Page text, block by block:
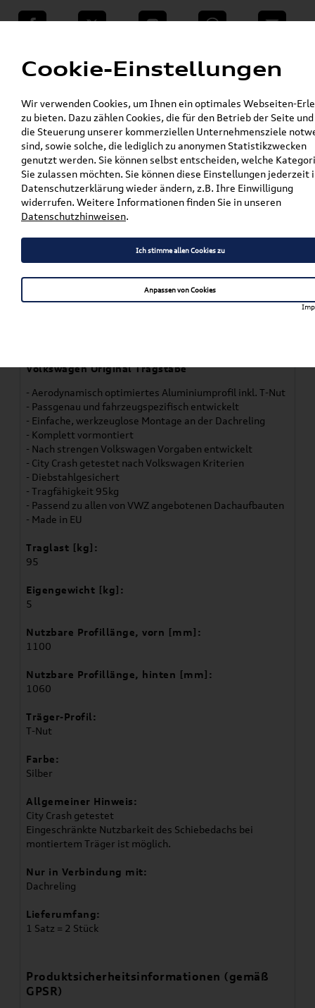
teilen Twitter Instagram WhatsApp E-Mail
VW Shop - VW Originalteile und Zubehör »
% Sale »
Original VW Passat IX Variant (3J) Grundträger
/ Dachträger 3J0071151
Original VW Passat IX
Variant (3J) Grundträger /
Dachträger 3J0071151
Artikelbeschreibung
Volkswagen Original Tragstäbe
- Aerodynamisch optimiertes Aluminiumprofil inkl. T-Nut
- Passgenau und fahrzeugspezifisch entwickelt
- Einfache, werkzeuglose Montage an der Dachreling
- Komplett vormontiert
- Nach strengen Volkswagen Vorgaben entwickelt
- City Crash getestet nach Volkswagen Kriterien
- Diebstahlgesichert
- Tragfähigkeit 95kg
- Passend zu allen von VWZ angebotenen Dachaufbauten
- Made in EU
Traglast [kg]:
95
Eigengewicht [kg]:
5
Nutzbare Profillänge, vorn [mm]:
1100
Nutzbare Profillänge, hinten [mm]:
1060
Träger-Profil:
T-Nut
Farbe:
Silber
Allgemeiner Hinweis:
City Crash getestet
Eingeschränkte Nutzbarkeit des Schiebedachs bei
montiertem Träger ist möglich.
Nur in Verbindung mit:
Dachreling
Lieferumfang:
1 Satz = 2 Stück
Produktsicherheitsinformationen (gemäß
GPSR)
Cookie-Einstellungen
Wir verwenden Cookies, um Ihnen ein optimales Webseiten-
zu bieten. Dazu zählen Cookies, die für den Betrieb der Seite
die Steuerung unserer kommerziellen Unternehmensziele
sind, sowie solche, die lediglich zu anonymen Statistikzwecken
genutzt werden. Sie können selbst entscheiden, welche
Sie zulassen möchten. Sie können diese Einstellungen jederzeit
Datenschutzerklärung wieder ändern, z.B. Ihre Einwilligung
widerrufen. Weitere Informationen finden Sie in unseren
Datenschutzhinweisen.
Ich stimme allen Cookies zu
Anpassen von Cookies